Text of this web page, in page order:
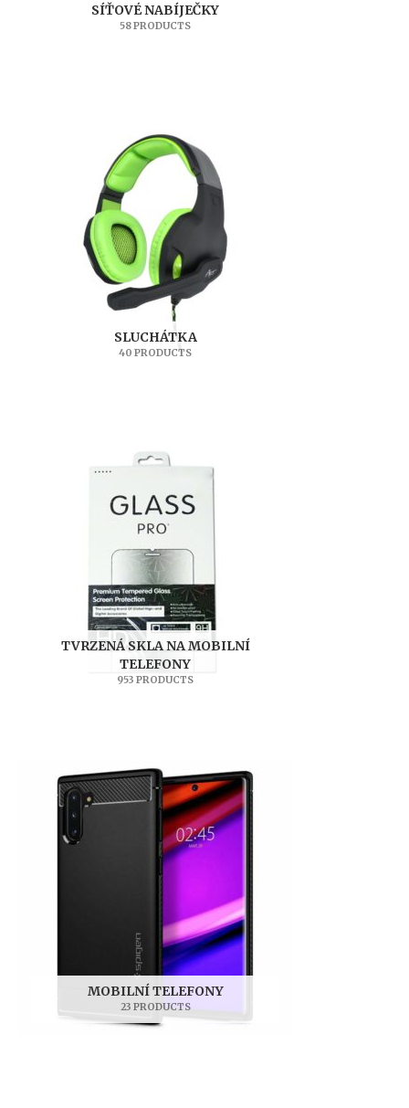
SÍŤOVÉ NABÍJEČKY
58 PRODUCTS
SLUCHÁTKA
40 PRODUCTS
TVRZENÁ SKLA NA MOBILNÍ
TELEFONY
953 PRODUCTS
MOBILNÍ TELEFONY
23 PRODUCTS